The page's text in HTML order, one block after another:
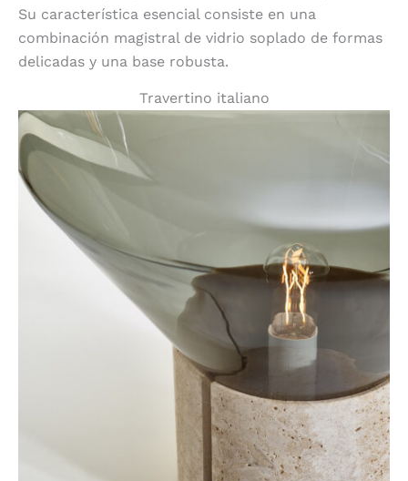
Su característica esencial consiste en una
combinación magistral de vidrio soplado de formas
delicadas y una base robusta.
Travertino italiano